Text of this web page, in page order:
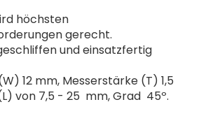
höchsten
gerecht.
und einsatzfertig
12 mm, Messerstärke (T) 1,5
von 7,5 - 25 mm, Grad 45º.